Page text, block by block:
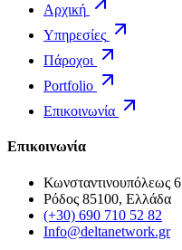
Αρχική
Υπηρεσίες
Πάροχοι
Portfolio
Επικοινωνία
Επικοινωνία
Κωνσταντινουπόλεως 6
Ρόδος 85100, Ελλάδα
(+30) 690 710 52 82
Info@deltanetwork.gr